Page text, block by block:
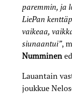
paremmin, ja
LiePan
vaikeaa,
siunaantui”,
Numminen
Lauantain
joukkue